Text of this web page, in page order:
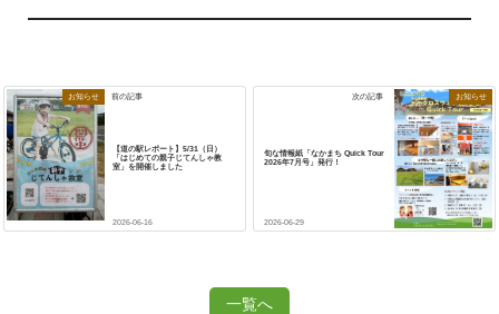
お知らせ 前の記事
【道の駅レポート】5/31（日）
「はじめての親子じてんしゃ教
室」を開催しました
2026-06-16
お知らせ
次の記事
旬な情報紙「なかまち Quick Tour
2026年7月号」発行！
2026-06-29
一覧へ